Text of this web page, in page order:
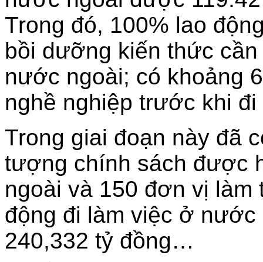
Trong đó, 100% lao
bồi dưỡng kiến thức
nước ngoài; có khoảng
nghề nghiệp trước khi
Trong giai đoạn này đã
tượng chính sách được
ngoài và 150 đơn vị
động đi làm việc ở
240,332 tỷ đồng…